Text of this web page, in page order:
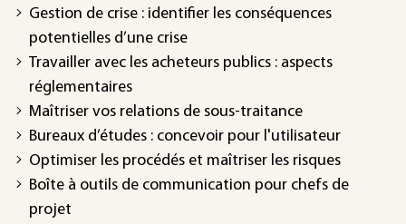
Gestion de crise : identifier les conséquences
potentielles d’une crise
Travailler avec les acheteurs publics : aspects
réglementaires
Maîtriser vos relations de sous-traitance
Bureaux d’études : concevoir pour l'utilisateur
Optimiser les procédés et maîtriser les risques
Boîte à outils de communication pour chefs de
projet